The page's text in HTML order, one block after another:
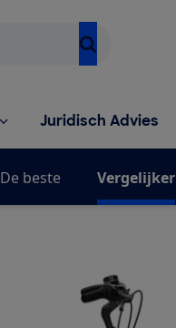
Juridisch Advies
De beste Vergelijker